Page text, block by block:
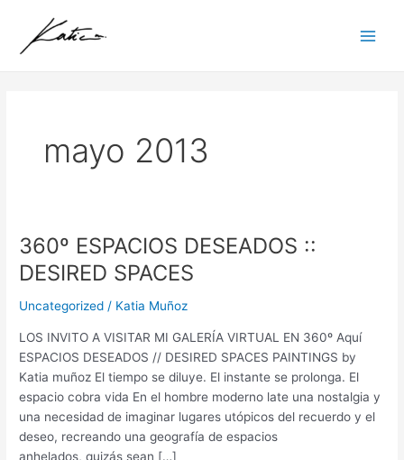
contenido
mayo 2013
360º ESPACIOS DESEADOS ::
DESIRED SPACES
Uncategorized / Katia Muñoz
LOS INVITO A VISITAR MI GALERÍA VIRTUAL EN 360º Aquí
ESPACIOS DESEADOS // DESIRED SPACES PAINTINGS by
Katia muñoz El tiempo se diluye. El instante se prolonga. El
espacio cobra vida En el hombre moderno late una nostalgia y
una necesidad de imaginar lugares utópicos del recuerdo y el
deseo, recreando una geografía de espacios
anhelados, quizás sean […]
360º
ESPACIOS
DESEADOS
::
SPACES